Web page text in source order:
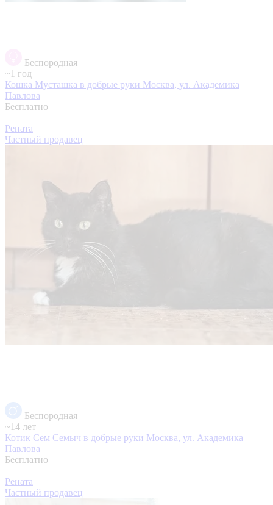
Беспородная
~1 год
Кошка Мусташка в добрые руки Москва, ул. Академика
Павлова
Бесплатно
Рената
Частный продавец
Беспородная
~14 лет
Котик Сем Семыч в добрые руки Москва, ул. Академика
Павлова
Бесплатно
Рената
Частный продавец